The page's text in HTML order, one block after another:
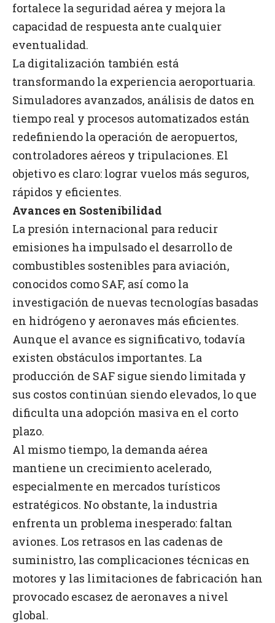
fortalece la seguridad aérea y mejora la
capacidad de respuesta ante cualquier
eventualidad.
La digitalización también está
transformando la experiencia aeroportuaria.
Simuladores avanzados, análisis de datos en
tiempo real y procesos automatizados están
redefiniendo la operación de aeropuertos,
controladores aéreos y tripulaciones. El
objetivo es claro: lograr vuelos más seguros,
rápidos y eficientes.
Avances en Sostenibilidad
La presión internacional para reducir
emisiones ha impulsado el desarrollo de
combustibles sostenibles para aviación,
conocidos como SAF, así como la
investigación de nuevas tecnologías basadas
en hidrógeno y aeronaves más eficientes.
Aunque el avance es significativo, todavía
existen obstáculos importantes. La
producción de SAF sigue siendo limitada y
sus costos continúan siendo elevados, lo que
dificulta una adopción masiva en el corto
plazo.
Al mismo tiempo, la demanda aérea
mantiene un crecimiento acelerado,
especialmente en mercados turísticos
estratégicos. No obstante, la industria
enfrenta un problema inesperado: faltan
aviones. Los retrasos en las cadenas de
suministro, las complicaciones técnicas en
motores y las limitaciones de fabricación han
provocado escasez de aeronaves a nivel
global.